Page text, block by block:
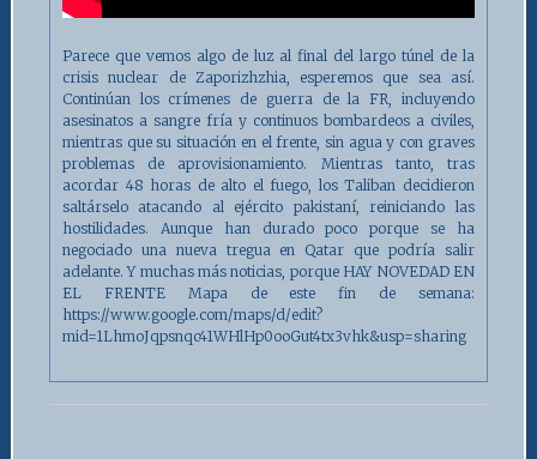
Parece que vemos algo de luz al final del largo túnel de la
crisis nuclear de Zaporizhzhia, esperemos que sea así.
Continúan los crímenes de guerra de la FR, incluyendo
asesinatos a sangre fría y continuos bombardeos a civiles,
mientras que su situación en el frente, sin agua y con graves
problemas de aprovisionamiento. Mientras tanto, tras
acordar 48 horas de alto el fuego, los Taliban decidieron
saltárselo atacando al ejército pakistaní, reiniciando las
hostilidades. Aunque han durado poco porque se ha
negociado una nueva tregua en Qatar que podría salir
adelante. Y muchas más noticias, porque HAY NOVEDAD EN
EL FRENTE Mapa de este fin de semana:
https://www.google.com/maps/d/edit?
mid=1LhmoJqpsnqc41WHlHp0ooGut4tx3vhk&usp=sharing